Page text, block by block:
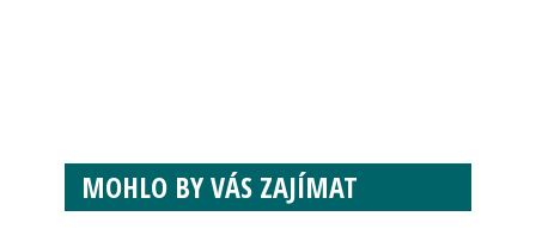
MOHLO BY VÁS ZAJÍMAT